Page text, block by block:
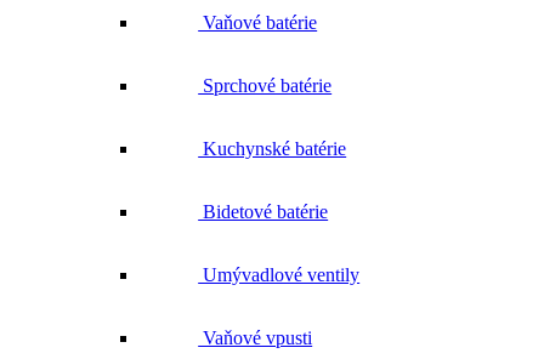
Vaňové batérie
Sprchové batérie
Kuchynské batérie
Bidetové batérie
Umývadlové ventily
Vaňové vpusti